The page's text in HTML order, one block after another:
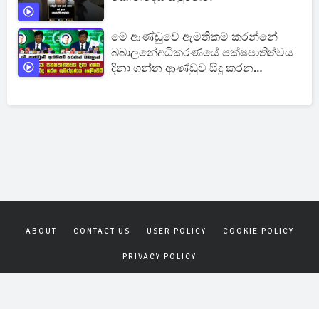
මේ ආණ්ඩුවේ ඇමතිකම් කරන්නේ
බබාලනේඅධිකරණයේ පක්ෂපාතිත්වය
දිනා ගන්න ආණ්ඩුව සිදු කරන
ABOUT CONTACT US USER POLICY COOKIE POLICY
PRIVACY POLICY